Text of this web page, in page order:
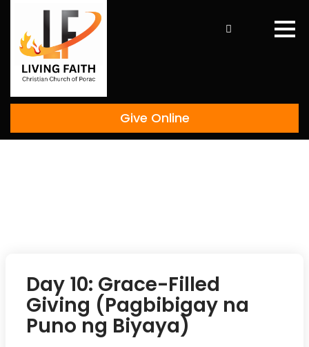
content
Give Online
Day 10: Grace-Filled
Giving (Pagbibigay na
Puno ng Biyaya)